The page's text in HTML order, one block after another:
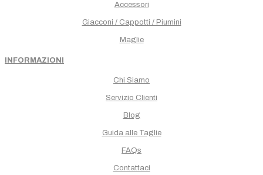
Accessori
Giacconi / Cappotti / Piumini
Maglie
INFORMAZIONI
Chi Siamo
Servizio Clienti
Blog
Guida alle Taglie
FAQs
Contattaci